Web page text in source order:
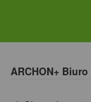
ARCHON+